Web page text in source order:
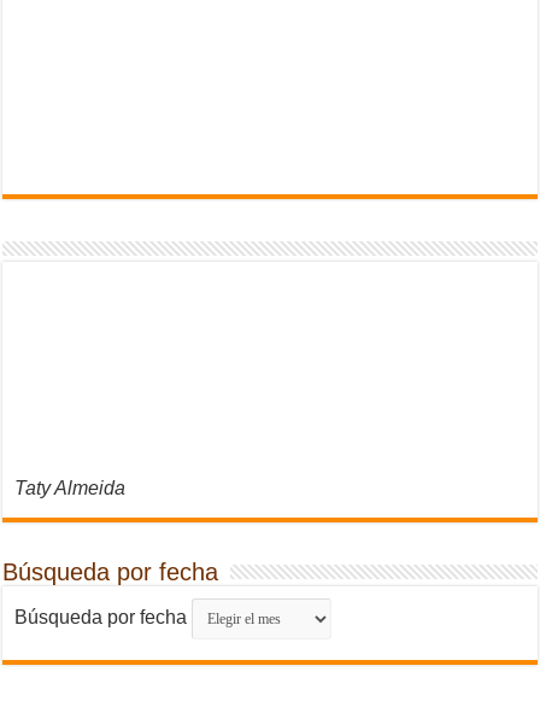
Taty Almeida
Búsqueda por fecha
Búsqueda por fecha